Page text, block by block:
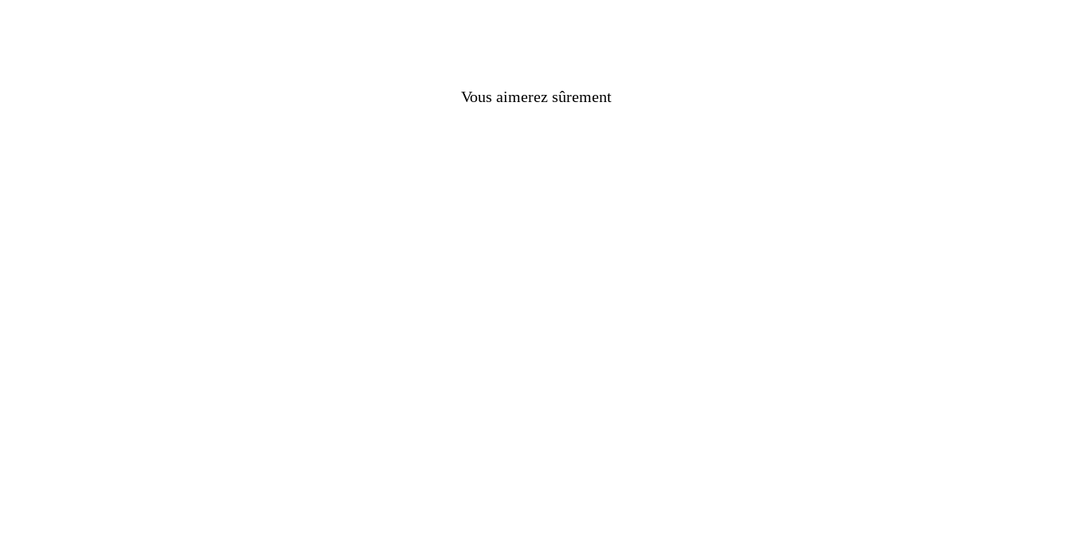
Vous aimerez sûrement